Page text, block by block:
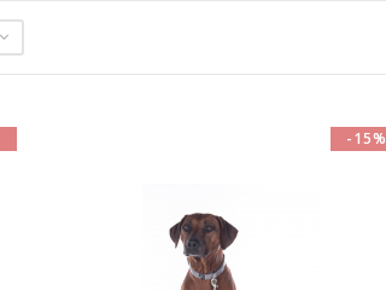
-15%